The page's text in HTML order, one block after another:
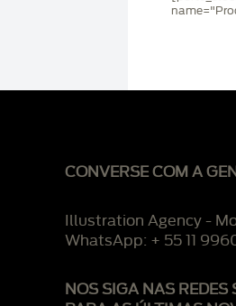
CONVERSE COM A
Illustration Agency -
WhatsApp: + 55 11
NOS SIGA NAS REDES